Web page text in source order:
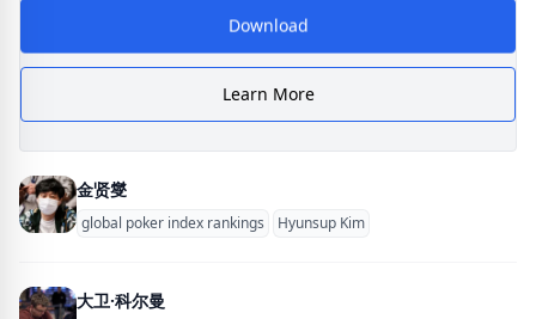
Download
Learn More
金贤燮
global poker index rankings Hyunsup Kim
大卫·科尔曼